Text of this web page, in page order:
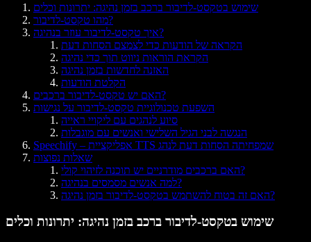
שימוש בטקסט‑לדיבור ברכב בזמן נהיגה: יתרונות וכלים
מהו טקסט‑לדיבור?
איך טקסט‑לדיבור עוזר בנהיגה?
הקראה של הודעות כדי לצמצם הסחות דעת
הקראת הוראות ניווט תוך כדי נהיגה
האזנה לחדשות בזמן נהיגה
הקלטת הודעות
האם יש טקסט‑לדיבור ברכבים?
השפעת טכנולוגיית טקסט‑לדיבור על נגישות
סיוע לנהגים עם ליקויי ראייה
הנגשה לבני הגיל השלישי ואנשים עם מוגבלות
Speechify – אפליקציית TTS שמפחיתה הסחות דעת לנהג
שאלות נפוצות
האם ברכבים מודרניים יש תוכנה לזיהוי קולי?
למה אנשים מסמסים בנהיגה?
האם זה בטוח להשתמש בטקסט‑לדיבור בזמן נהיגה?
שימוש בטקסט‑לדיבור ברכב בזמן נהיגה: יתרונות וכלים